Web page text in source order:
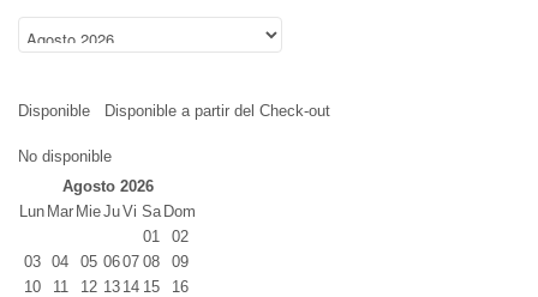
Disponible Disponible a partir del Check-out
No disponible
Agosto 2026
Lun Mar MieJuVi Sa Dom
01
02
03
04 05 0607 08
09
10
11 12 13 14 15
16